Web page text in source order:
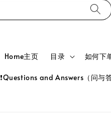
Home主页 目录 如何下
❗Questions and Answers（问与